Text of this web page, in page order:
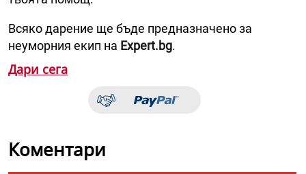
Всяко дарение ще бъде предназначено за
неуморния екип на Expert.bg.
Дари сега
Коментари